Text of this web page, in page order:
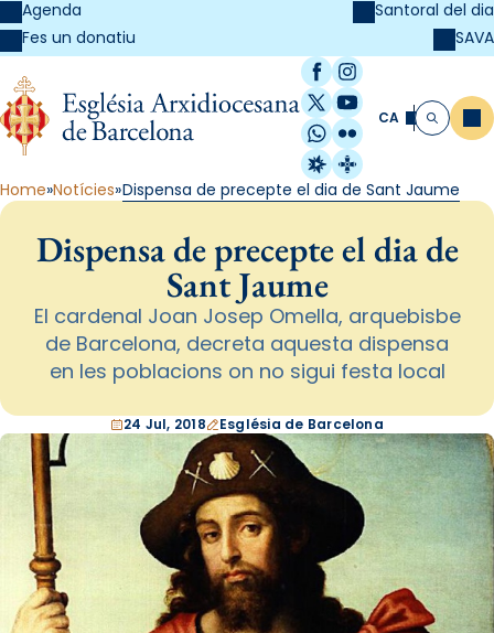
Agenda
Fes un donatiu
Santoral del dia
SAVA
Facebook
Instagram
X / Twitter
YouTube
WhatsApp
Flickr
Radio Estel
Catalunya
CA Cerca
Home Notícies Dispensa de precepte el dia de Sant Jaume
Dispensa de precepte el dia de
Sant Jaume
El cardenal Joan Josep Omella, arquebisbe
de Barcelona, decreta aquesta dispensa
en les poblacions on no sigui festa local
24 Jul, 2018 Església de Barcelona